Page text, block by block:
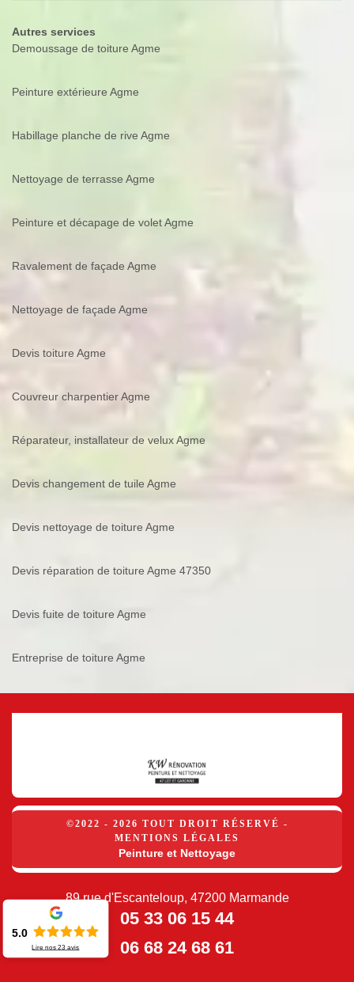
Autres services
Demoussage de toiture Agme
Peinture extérieure Agme
Habillage planche de rive Agme
Nettoyage de terrasse Agme
Peinture et décapage de volet Agme
Ravalement de façade Agme
Nettoyage de façade Agme
Devis toiture Agme
Couvreur charpentier Agme
Réparateur, installateur de velux Agme
Devis changement de tuile Agme
Devis nettoyage de toiture Agme
Devis réparation de toiture Agme 47350
Devis fuite de toiture Agme
Entreprise de toiture Agme
©2022 - 2026 TOUT DROIT RÉSERVÉ -
MENTIONS LÉGALES
Peinture et Nettoyage
89 rue d'Escanteloup, 47200 Marmande
05 33 06 15 44
06 68 24 68 61
5.0
Lire nos23 avis